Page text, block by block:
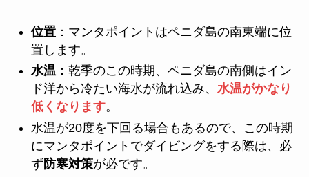
位置：マンタポイントはペニダ島の南東端に位
置します。
水温：乾季のこの時期、ペニダ島の南側はイン
ド洋から冷たい海水が流れ込み、 水温がかなり
低くなります。
水温が20度を下回る場合もあるので、この時期
にマンタポイントでダイビングをする際は、必
ず防寒対策が必です。